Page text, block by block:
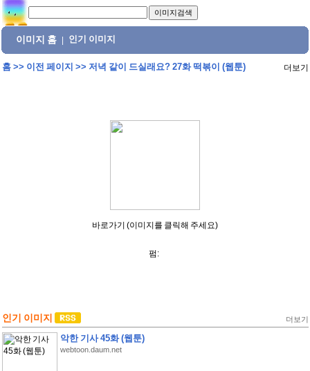
이미지 홈 인기 이미지
홈>> 이전 페이지 >> 저녁 같이 드실래요? 27화 떡볶이 (웹툰) 더보기
바로가기 (이미지를 클릭해 주세요)
펌:
인기 이미지 더보기
악한 기사 45화 (웹툰)
webtoon.daum.net